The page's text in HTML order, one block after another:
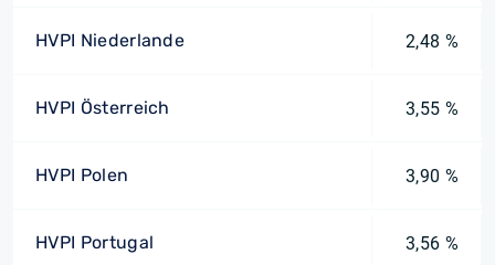
HVPI Niederlande 2,48 %
HVPI Österreich 3,55 %
HVPI Polen 3,90 %
HVPI Portugal 3,56 %